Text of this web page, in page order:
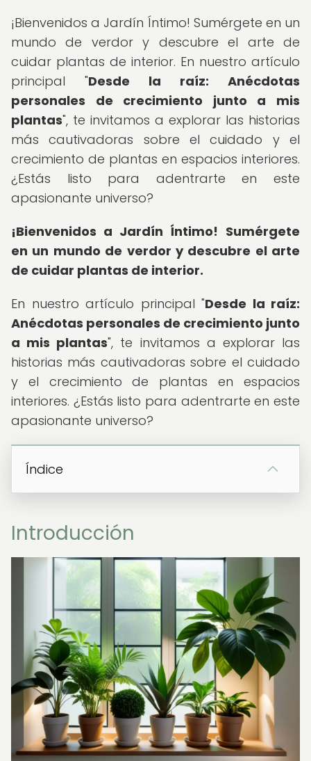
¡Bienvenidos a Jardín Íntimo! Sumérgete en un
mundo de verdor y descubre el arte de
cuidar plantas de interior. En nuestro artículo
principal "Desde la raíz: Anécdotas
personales de crecimiento junto a mis
plantas", te invitamos a explorar las historias
más cautivadoras sobre el cuidado y el
crecimiento de plantas en espacios interiores.
¿Estás listo para adentrarte en este
apasionante universo?
¡Bienvenidos a Jardín Íntimo! Sumérgete
en un mundo de verdor y descubre el arte
de cuidar plantas de interior.
En nuestro artículo principal "Desde la raíz:
Anécdotas personales de crecimiento junto
a mis plantas", te invitamos a explorar las
historias más cautivadoras sobre el cuidado
y el crecimiento de plantas en espacios
interiores. ¿Estás listo para adentrarte en este
apasionante universo?
Índice
Introducción